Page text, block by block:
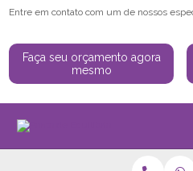
Entre em contato com um de nossos
Faça seu orçamento agora
mesmo